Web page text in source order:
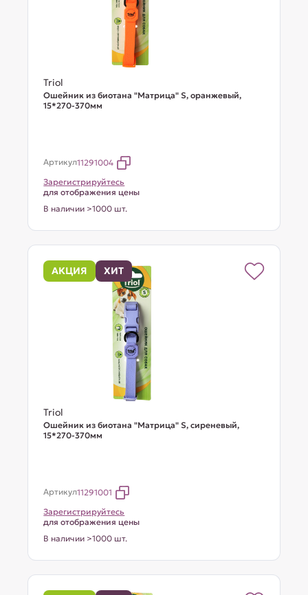
Triol
Ошейник из биотана "Матрица" S, оранжевый,
15*270-370мм
Артикул11291004
Зарегистрируйтесь
для отображения цены
В наличии >1000 шт.
АКЦИЯ ХИТ
Triol
Ошейник из биотана "Матрица" S, сиреневый,
15*270-370мм
Артикул11291001
Зарегистрируйтесь
для отображения цены
В наличии >1000 шт.